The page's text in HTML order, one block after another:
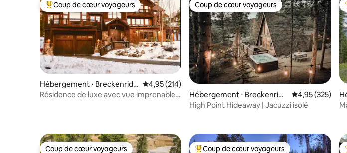
Coups de cœur voyageurs les plus appréciés
Coup de cœur voyageurs
Hébergement ⋅ Breckenridg
e
Évaluation moyenne sur la base de 214 commentaires : 4,95
4,95 (214)
Résidence de luxe avec vue imprenable
Coup de cœur voyageurs
Coup de cœur voyageurs
Hébergement ⋅ Breckenridg
e
Évaluation
4,95 (325)
High Point Hideaway | Jacuzzi isolé
e
Coup de cœur voyageurs Coup de cœur voyageurs